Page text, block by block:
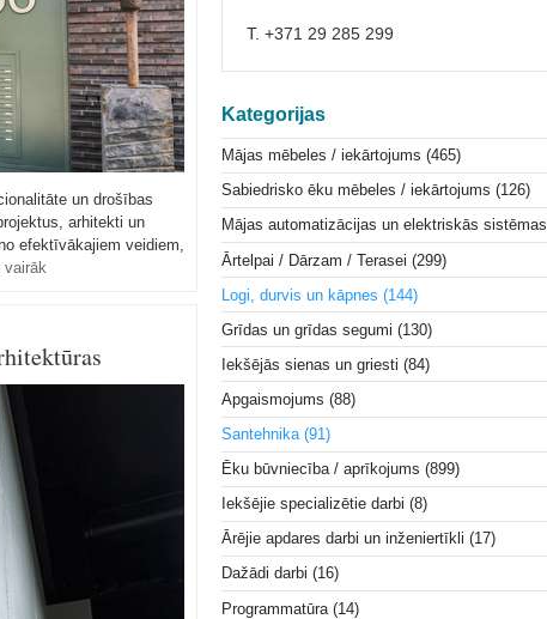
un drošības
arhitekti un
efektīvākajiem veidiem,
T. +371 29 285 299
Kategorijas
Mājas mēbeles / iekārtojums (465)
Sabiedrisko ēku mēbeles / iekārtojums (126)
Mājas automatizācijas un elektriskās sistēmas
Ārtelpai / Dārzam / Terasei (299)
Logi, durvis un kāpnes (144)
Grīdas un grīdas segumi (130)
Iekšējās sienas un griesti (84)
Apgaismojums (88)
Santehnika (91)
Ēku būvniecība / aprīkojums (899)
Iekšējie specializētie darbi (8)
Ārējie apdares darbi un inženiertīkli (17)
Dažādi darbi (16)
Programmatūra (14)